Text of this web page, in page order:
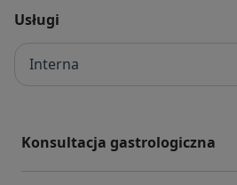
Usługi
Interna
Konsultacja gastrologiczna